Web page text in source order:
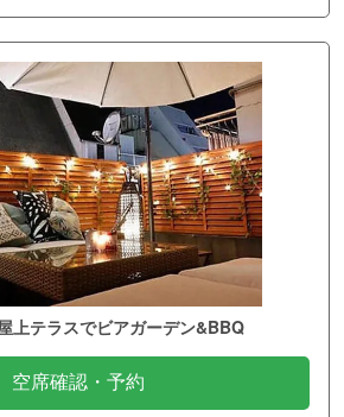
上テラスでビアガーデン&BBQ
空席確認・予約